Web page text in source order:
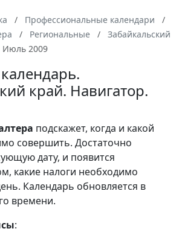
Профессиональные календари
Региональные
Забайкальский
Июль 2009
край. Навигатор.
подскажет, когда и какой
совершить. Достаточно
дату, и появится
какие налоги необходимо
Календарь обновляется в
времени.
: